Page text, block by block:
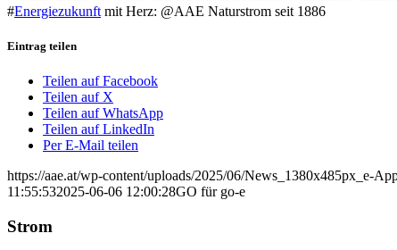
#Energiezukunft mit Herz: @AAE Naturstrom seit 1886
Eintrag teilen
Teilen auf Facebook
Teilen auf X
Teilen auf WhatsApp
Teilen auf LinkedIn
Per E-Mail teilen
https://aae.at/wp-content/uploads/2025/06/News_1380x485px_e-
11:55:532025-06-06 12:00:28GO für go-e
Strom